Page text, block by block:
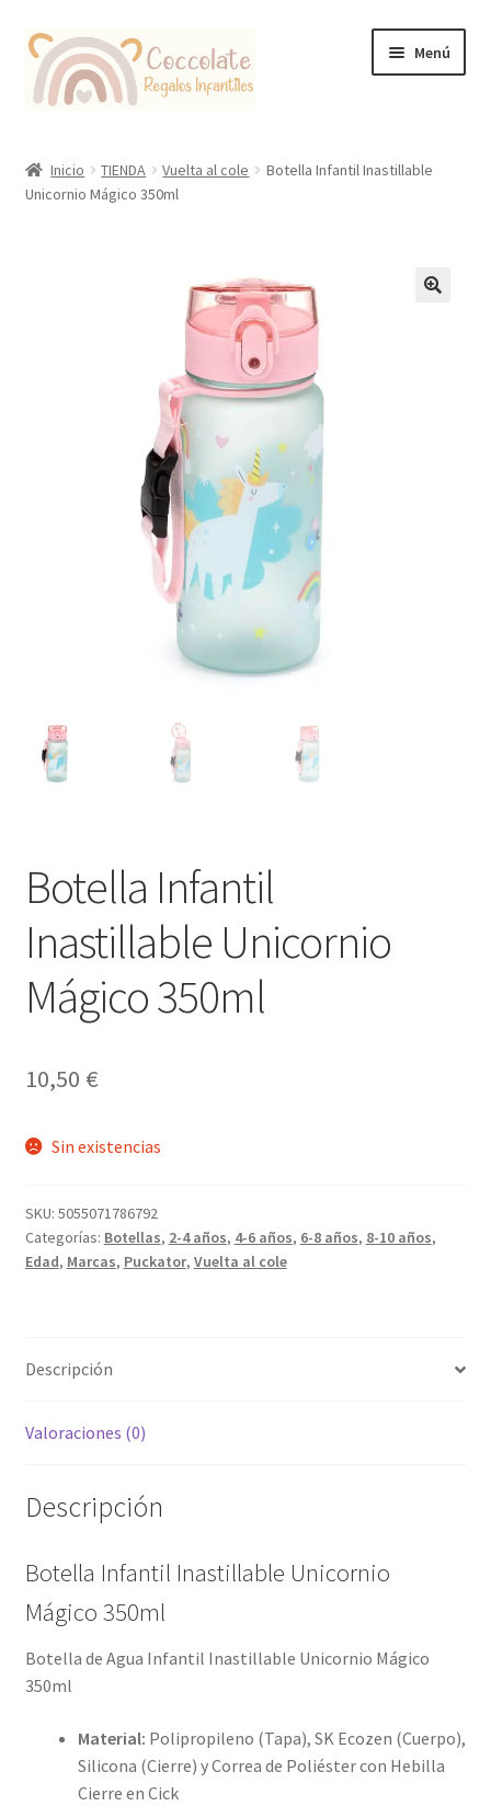
Ir
la
Ir
contenido
Menú
Coccolate Puericultura y Juguetería Educativa
Inicio TIENDA Vuelta al cole
Botella Infantil Inastillable
Unicornio Mágico 350ml
Botella Infantil
Inastillable Unicornio
Mágico 350ml
10,50 €
Sin existencias
SKU: 5055071786792
Categorías: Botellas, 2-4 años, 4-6 años, 6-8 años, 8-10 años,
Edad, Marcas, Puckator, Vuelta al cole
Descripción
Valoraciones (0)
Descripción
Botella Infantil Inastillable Unicornio
Mágico 350ml
Botella de Agua Infantil Inastillable Unicornio Mágico
350ml
Material: Polipropileno (Tapa), SK Ecozen (Cuerpo),
Silicona (Cierre) y Correa de Poliéster con Hebilla
Cierre en Cick